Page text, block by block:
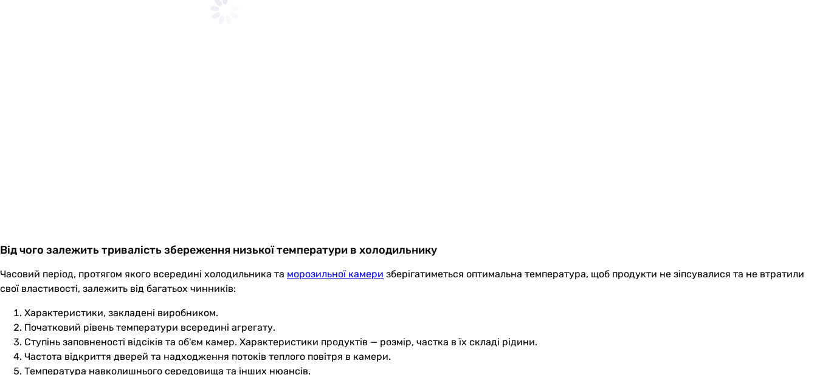
Від чого залежить тривалість збереження низької температури в холодильнику
Часовий період, протягом якого всередині холодильника та морозильної камери зберігатиметься оптимальна температура, щоб продукти не зіпсувалися та не втратили
свої властивості, залежить від багатьох чинників:
Характеристики, закладені виробником.
Початковий рівень температури всередині агрегату.
Ступінь заповненості відсіків та об'єм камер. Характеристики продуктів — розмір, частка в їх складі рідини.
Частота відкриття дверей та надходження потоків теплого повітря в камери.
Температура навколишнього середовища та інших нюансів.